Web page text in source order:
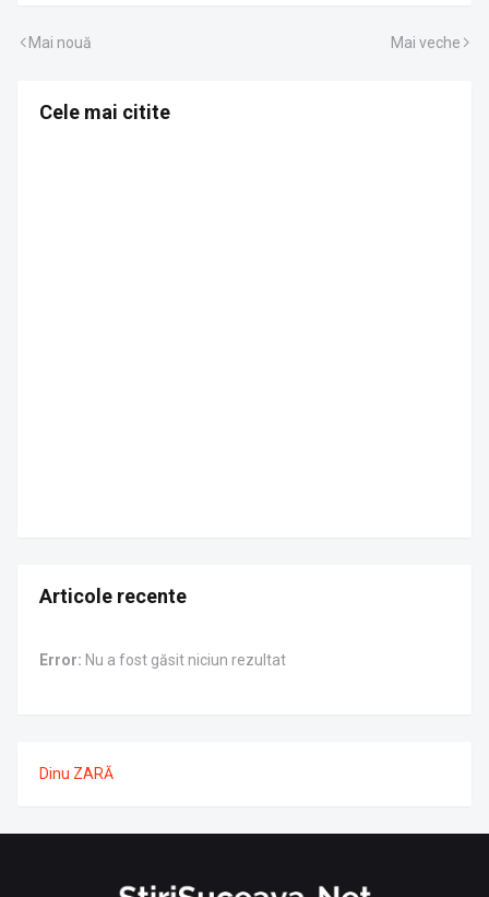
Mai nouă Mai veche
Cele mai citite
Articole recente
Error: Nu a fost găsit niciun rezultat
Dinu ZARĂ